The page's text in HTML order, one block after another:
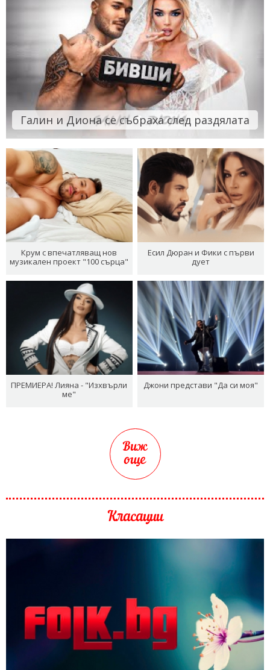
Галин и Диона се събраха след раздялата
Крум с впечатляващ нов
музикален проект "100 сърца"
Есил Дюран и Фики с първи
дует
ПРЕМИЕРА! Лияна - "Изхвърли
ме"
Джони представи "Да си моя"
Виж
още
Класации